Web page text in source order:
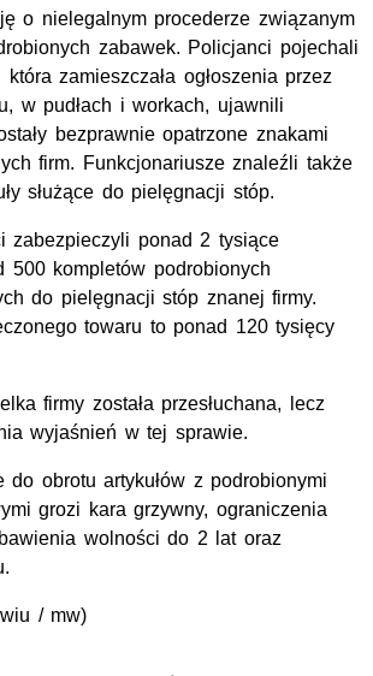
o nielegalnym procederze związanym
zabawek. Policjanci pojechali
zamieszczała ogłoszenia przez
w pudłach i workach, ujawnili
bezprawnie opatrzone znakami
firm. Funkcjonariusze znaleźli także
służące do pielęgnacji stóp.
zabezpieczyli ponad 2 tysiące
500 kompletów podrobionych
do pielęgnacji stóp znanej firmy.
towaru to ponad 120 tysięcy
firmy została przesłuchana, lecz
wyjaśnień w tej sprawie.
do obrotu artykułów z podrobionymi
grozi kara grzywny, ograniczenia
wolności do 2 lat oraz
/ mw)